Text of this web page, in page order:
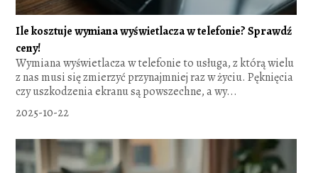
Ile kosztuje wymiana wyświetlacza w telefonie? Sprawdź
ceny!
Wymiana wyświetlacza w telefonie to usługa, z którą wielu
z nas musi się zmierzyć przynajmniej raz w życiu. Pęknięcia
czy uszkodzenia ekranu są powszechne, a wy...
2025-10-22